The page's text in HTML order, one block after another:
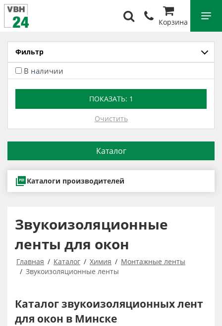
Корзина
Фильтр
В наличии
ПОКАЗАТЬ: 1
Очистить
Каталог
Каталоги производителей
Звукоизоляционные
ленты для окон
Главная Каталог Химия
Монтажные ленты
Звукоизоляционные ленты
Каталог звукоизоляционных лент
для окон в Минске